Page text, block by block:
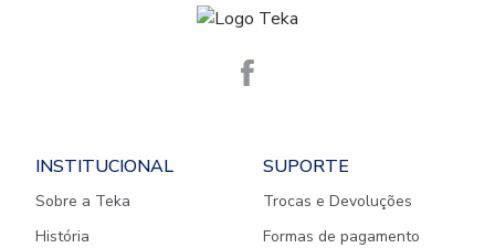
INSTITUCIONAL
Sobre a Teka
História
SUPORTE
Trocas e Devoluções
Formas de pagamento